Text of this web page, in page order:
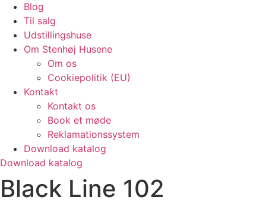
Blog
Til salg
Udstillingshuse
Om Stenhøj Husene
Om os
Cookiepolitik (EU)
Kontakt
Kontakt os
Book et møde
Reklamationssystem
Download katalog
Download katalog
Black Line 102